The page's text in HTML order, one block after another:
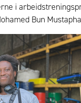
i
Bun